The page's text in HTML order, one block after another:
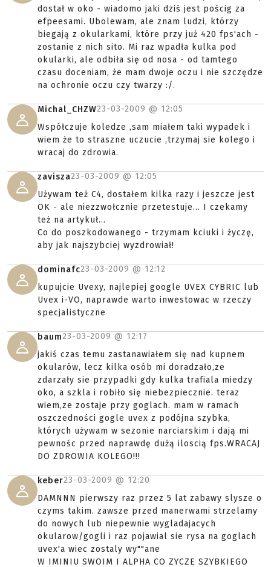
dostał w oko - wiadomo jaki dziś jest pościg za
efpeesami. Ubolewam, ale znam ludzi, którzy
biegają z okularkami, które przy już 420 fps'ach -
zostanie z nich sito. Mi raz wpadła kulka pod
okularki, ale odbiła się od nosa - od tamtego
czasu doceniam, że mam dwoje oczu i nie szczędze
na ochronie oczu czy twarzy :/.
Michal_CHZW23-03-2009 @ 12:05
Współczuje koledze ,sam miałem taki wypadek i
wiem że to straszne uczucie ,trzymaj sie kolego i
wracaj do zdrowia.
zavisza23-03-2009 @ 12:05
Używam też C4, dostałem kilka razy i jeszcze jest
OK - ale niezzwołcznie przetestuje... I czekamy
też na artykuł...
Co do poszkodowanego - trzymam kciuki i życzę,
aby jak najszybciej wyzdrowiał!
dominafc23-03-2009 @ 12:12
kupujcie Uvexy, najlepiej google UVEX CYBRIC lub
Uvex i-VO, naprawde warto inwestowac w rzeczy
specjalistyczne
baum23-03-2009 @ 12:17
jakiś czas temu zastanawiałem się nad kupnem
okularów, lecz kilka osób mi doradzało,ze
zdarzały sie przypadki gdy kulka trafiala miedzy
oko, a szkla i robiło się niebezpiecznie. teraz
wiem,ze zostaje przy goglach. mam w ramach
oszczedności gogle uvex z podójna szybka,
których używam w sezonie narciarskim i dają mi
pewnośc przed naprawdę dużą iloscią fps.WRACAJ
DO ZDROWIA KOLEGO!!!
keber23-03-2009 @ 12:20
DAMNNN pierwszy raz przez 5 lat zabawy slysze o
czyms takim. zawsze przed manerwami strzelamy
do nowych lub niepewnie wygladajacych
okularow/gogli i raz pojawial sie rysa na goglach
uvex'a wiec zostaly wy""ane
W IMINIU SWOIM I ALPHA CO ZYCZE SZYBKIEGO